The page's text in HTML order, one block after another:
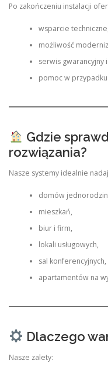
Po zakończeniu instalacji
wsparcie techniczne,
możliwość
serwis gwarancyjny
pomoc w
Gdzie
rozwiązania?
Nasze systemy idealnie
domów
mieszkań,
biur i firm,
lokali usługowych,
sal konferencyjnych,
apartamentów na
Dlaczego
Nasze zalety: